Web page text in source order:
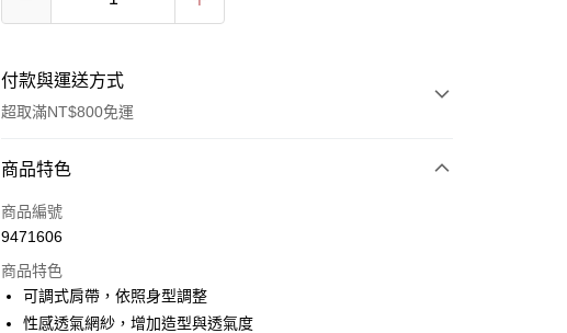
付款與運送方式
超取滿NT$800免運
付款方式
信用卡一次付款
3 期 0 利率 每期 NT$193
合作金庫商業銀行
第一商業銀行
6 期 0 利率 每期NT$96
商品特色
商品編號
9471606
商品特色
可調式肩帶，依照身型調整
性感透氣網紗，增加造型與透氣度